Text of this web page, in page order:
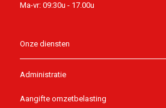
Ma-vr: 09:30u - 17.00u
Onze diensten
Administratie
Aangifte omzetbelasting